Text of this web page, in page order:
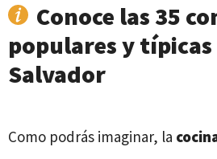
Conoce las­­­ 35
populares y típicas
Salvador
Como podrás imaginar, la